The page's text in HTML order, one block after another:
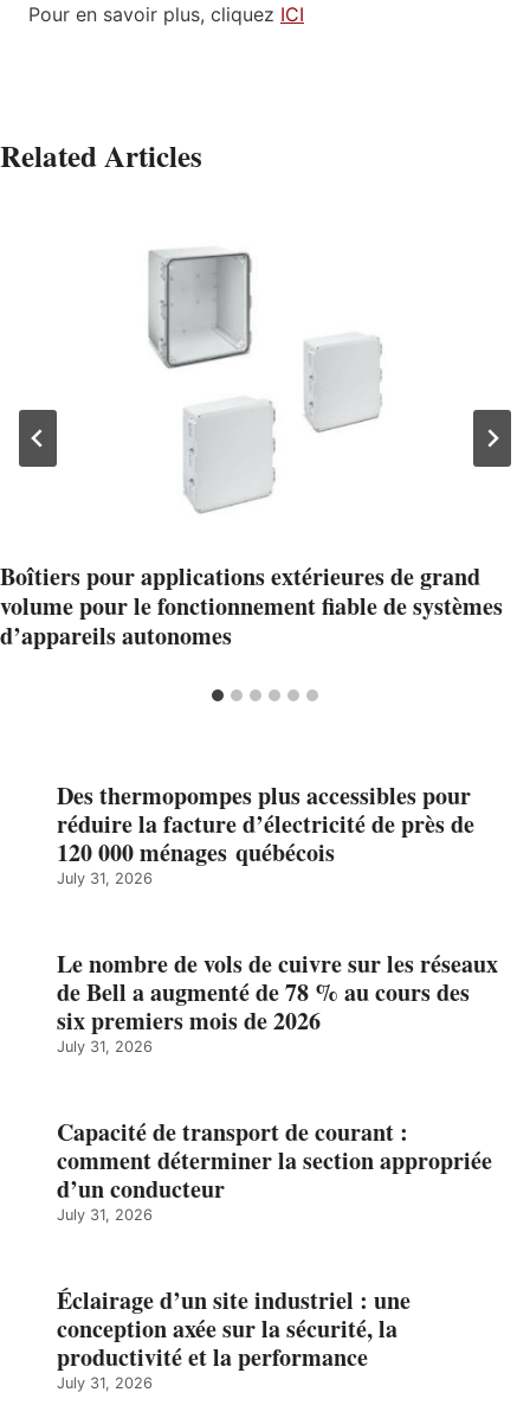
Pour en savoir plus, cliquez ICI
Related Articles
Boîtiers pour applications extérieures de grand
volume pour le fonctionnement fiable de systèmes
d’appareils autonomes
Des thermopompes plus accessibles pour
réduire la facture d’électricité de près de
120 000 ménages québécois
July 31, 2026
Le nombre de vols de cuivre sur les réseaux
de Bell a augmenté de 78 % au cours des
six premiers mois de 2026
July 31, 2026
Capacité de transport de courant :
comment déterminer la section appropriée
d’un conducteur
July 31, 2026
Éclairage d’un site industriel : une
conception axée sur la sécurité, la
productivité et la performance
July 31, 2026